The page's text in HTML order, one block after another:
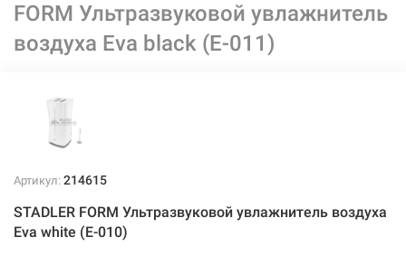
FORM Ультразвуковой увлажнитель
воздуха Eva black (E-011)
Артикул: 214615
STADLER FORM Ультразвуковой увлажнитель воздуха
Eva white (E-010)